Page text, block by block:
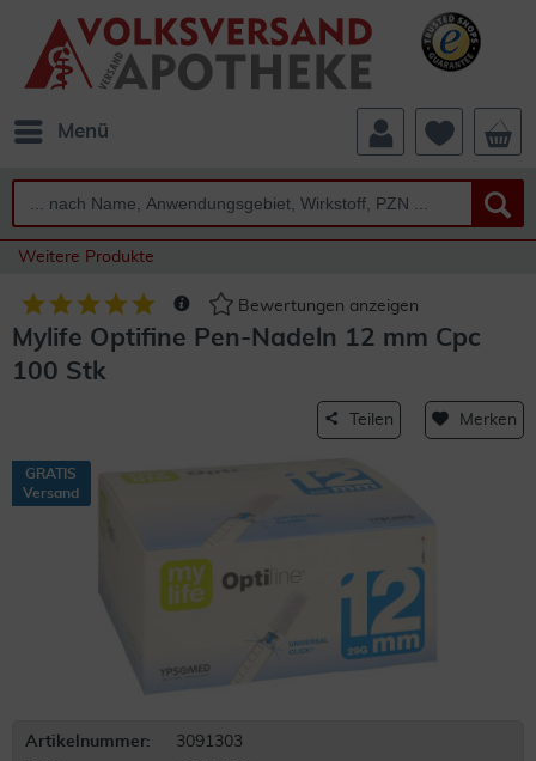
Menü
Weitere Produkte
Bewertungen anzeigen
Mylife Optifine Pen-Nadeln 12 mm Cpc
100 Stk
Teilen Merken
GRATIS
Versand
Artikelnummer:
3091303